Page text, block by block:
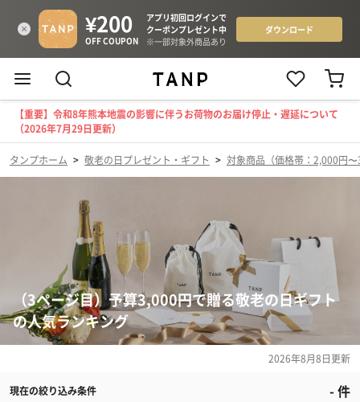
【重要】令和8年熊本地震の影響に伴うお荷物のお届け停止・遅延について
（2026年7月29日更新）
タンプホーム > 敬老の日プレゼント・ギフト > 対象商品（価格帯：2,000円
（3ページ目）予算3,000円で贈る敬老の日ギフト
の人気ランキング
2026年8月8日更新
現在の絞り込み条件 -件